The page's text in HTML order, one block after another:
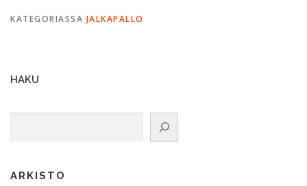
KATEGORIASSA JALKAPALLO
HAKU
ARKISTO